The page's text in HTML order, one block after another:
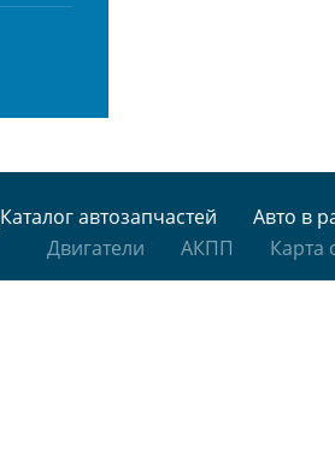
Каталог автозапчастей
Авто в
Двигатели
АКПП Карта